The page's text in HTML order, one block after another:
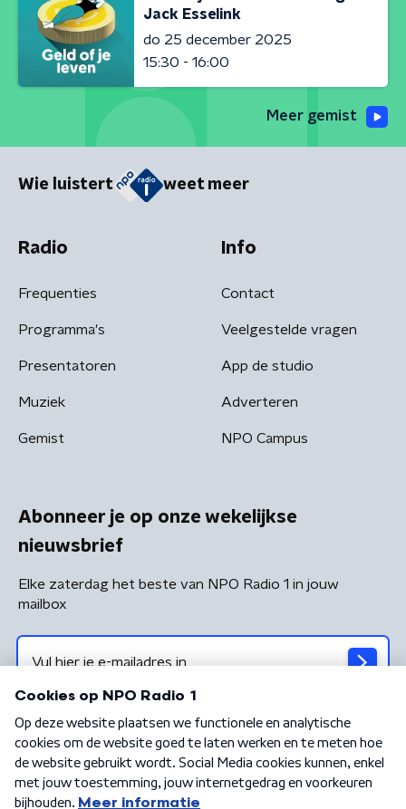
Jack Esselink
do 25 december 2025
15:30 - 16:00
Meer gemist
Wie luistert weet meer
Radio
Frequenties
Programma's
Presentatoren
Muziek
Gemist
Info
Contact
Veelgestelde vragen
App de studio
Adverteren
NPO Campus
Abonneer je op onze wekelijkse
nieuwsbrief
Elke zaterdag het beste van NPO Radio 1 in jouw
mailbox
Algemene voorwaarden